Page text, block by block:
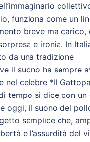
funziona come un
breve ma carico,
e ironia. In
da una tradizione
il suono ha sempre
nel celebre *Il
tempo si dice con un
oggi, il suono del
semplice che,
e l’assurdità del